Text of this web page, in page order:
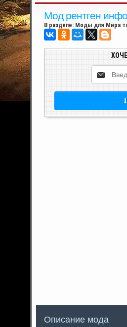
Мод рентген
В разделе: Моды для Мира
Описание мода